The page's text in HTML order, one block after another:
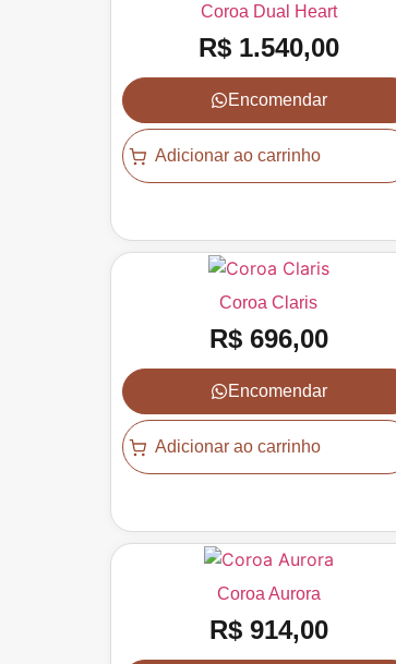
Coroa Dual Heart
R$1.540,00
Encomendar
Adicionar ao carrinho
Coroa Claris
R$696,00
Encomendar
Adicionar ao carrinho
Coroa Aurora
R$914,00